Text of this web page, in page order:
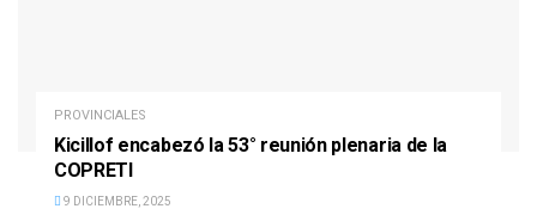
PROVINCIALES
Kicillof encabezó la 53° reunión plenaria de la
COPRETI
9 DICIEMBRE, 2025